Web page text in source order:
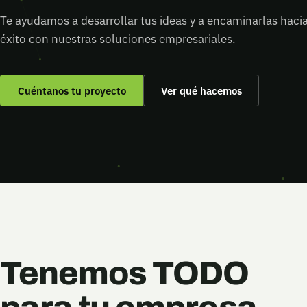
Te ayudamos a desarrollar tus ideas y a encaminarlas
éxito con nuestras soluciones empresariales.
Cuéntanos tu proyecto Ver qué hacemos
Tenemos TODO